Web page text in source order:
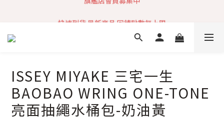
快速到貨 最新商品 回饋點數無上限
加入社群 獲取最新商品資訊
ISSEY MIYAKE 三宅一生
BAOBAO WRING ONE-TONE
亮面抽繩水桶包-奶油黃